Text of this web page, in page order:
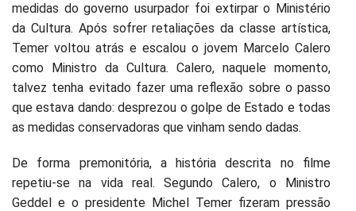
medidas do governo usurpador foi extirpar o Ministério
da Cultura. Após sofrer retaliações da classe artística,
Temer voltou atrás e escalou o jovem Marcelo Calero
como Ministro da Cultura. Calero, naquele momento,
talvez tenha evitado fazer uma reflexão sobre o passo
que estava dando: desprezou o golpe de Estado e todas
as medidas conservadoras que vinham sendo dadas.
De forma premonitória, a história descrita no filme
repetiu-se na vida real. Segundo Calero, o Ministro
Geddel e o presidente Michel Temer fizeram pressão